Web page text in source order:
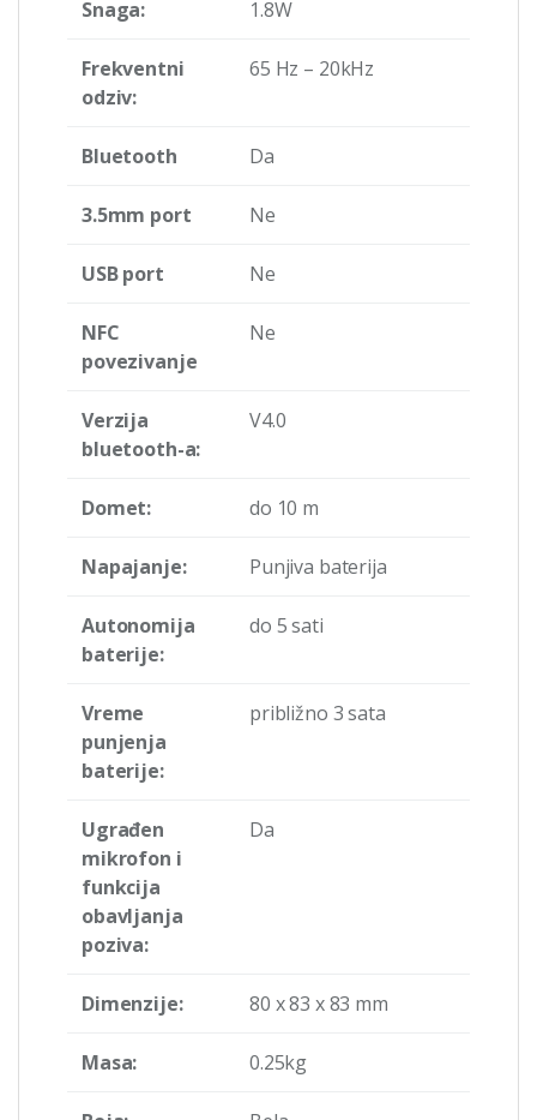
Snaga: 1.8W
Frekventni
odziv:
65 Hz – 20kHz
Bluetooth Da
3.5mm port Ne
USB port Ne
NFC
povezivanje
Ne
Verzija
bluetooth-a:
V4.0
Domet: do 10 m
Napajanje: Punjiva baterija
Autonomija
baterije:
do 5 sati
Vreme
punjenja
baterije:
približno 3 sata
Ugrađen
mikrofon i
funkcija
obavljanja
poziva:
Da
Dimenzije: 80 x 83 x 83 mm
Masa: 0.25kg